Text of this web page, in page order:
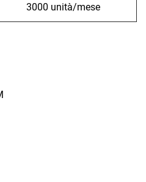
3000 unità/mese